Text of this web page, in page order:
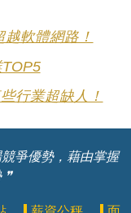
軟體網路！
行業超缺人！
爭優勢，藉由掌握
❞